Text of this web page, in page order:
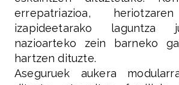
errepatriazioa,
izapideetarako laguntza
nazioarteko zein barneko
hartzen dituzte.
Aseguruek aukera